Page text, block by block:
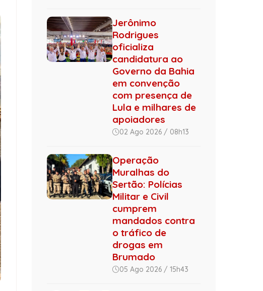
Jerônimo
Rodrigues
oficializa
candidatura ao
Governo da Bahia
em convenção
com presença de
Lula e milhares de
apoiadores
02 Ago 2026 / 08h13
Operação
Muralhas do
Sertão: Polícias
Militar e Civil
cumprem
mandados contra
o tráfico de
drogas em
Brumado
05 Ago 2026 / 15h43